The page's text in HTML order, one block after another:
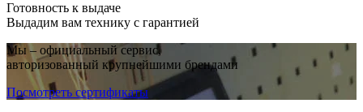
Готовность к выдаче
Выдадим вам технику с гарантией
Мы – официальный сервис,
авторизованный крупнейшими брендами
Посмотреть сертификаты